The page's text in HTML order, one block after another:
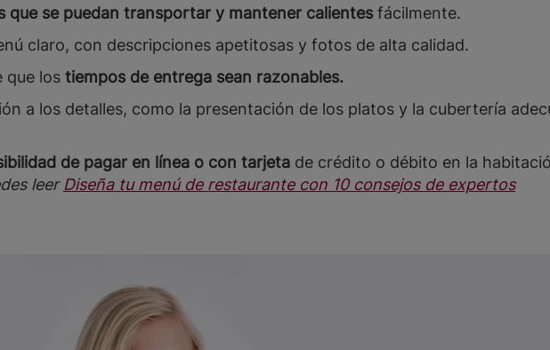
que se puedan transportar y mantener calientes fácilmente.
claro, con descripciones apetitosas y fotos de alta calidad.
que los tiempos de entrega sean razonables.
a los detalles, como la presentación de los platos y la cubertería
de pagar en línea o con tarjeta de crédito o débito en la
leerDiseña tu menú de restaurante con 10 consejos de expertos